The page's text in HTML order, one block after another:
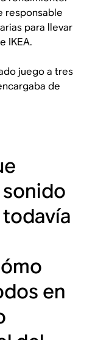
responsable
para llevar
IKEA.
juego a tres
de
en